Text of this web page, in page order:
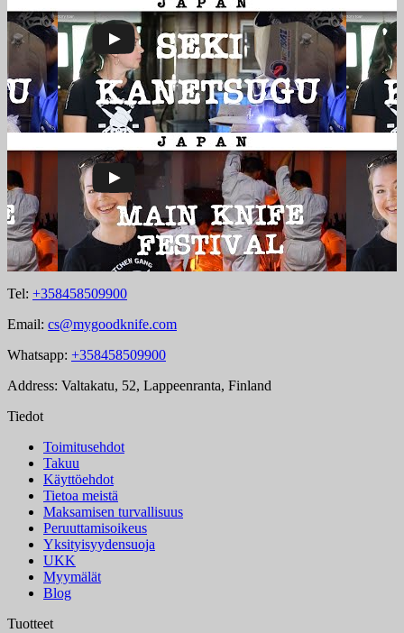
Tel: +358458509900
Email: cs@mygoodknife.com
Whatsapp: +358458509900
Address: Valtakatu, 52, Lappeenranta, Finland
Tiedot
Toimitusehdot
Takuu
Käyttöehdot
Tietoa meistä
Maksamisen turvallisuus
Peruuttamisoikeus
Yksityisyydensuoja
UKK
Myymälät
Blog
Tuotteet